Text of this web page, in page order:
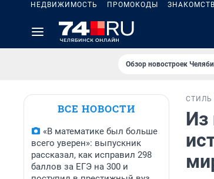
НЕДВИЖИМОСТЬ ПРОМОКОДЫ
Обзор новостроек
ВСЕ НОВОСТИ
«В математике был больше
всего уверен»: выпускник
рассказал, как исправил 298
баллов за ЕГЭ на 300 и
СТИЛЬ
Из